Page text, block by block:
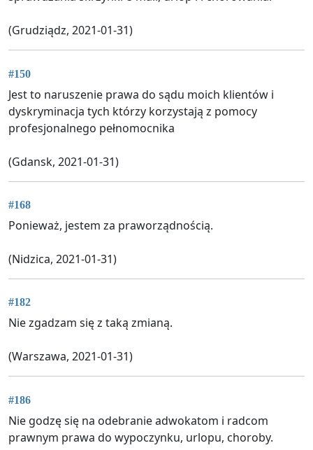
(Grudziądz, 2021-01-31)
#150
Jest to naruszenie prawa do sądu moich klientów i
dyskryminacja tych którzy korzystają z pomocy
profesjonalnego pełnomocnika
(Gdansk, 2021-01-31)
#168
Ponieważ, jestem za praworządnością.
(Nidzica, 2021-01-31)
#182
Nie zgadzam się z taką zmianą.
(Warszawa, 2021-01-31)
#186
Nie godzę się na odebranie adwokatom i radcom
prawnym prawa do wypoczynku, urlopu, choroby.